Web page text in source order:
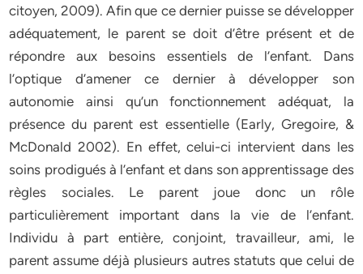
citoyen, 2009). Afin que ce dernier puisse se développer
adéquatement, le parent se doit d’être présent et de
répondre aux besoins essentiels de l’enfant. Dans
l’optique d’amener ce dernier à développer son
autonomie ainsi qu’un fonctionnement adéquat, la
présence du parent est essentielle (Early, Gregoire, &
McDonald 2002). En effet, celui-ci intervient dans les
soins prodigués à l’enfant et dans son apprentissage des
règles sociales. Le parent joue donc un rôle
particulièrement important dans la vie de l’enfant.
Individu à part entière, conjoint, travailleur, ami, le
parent assume déjà plusieurs autres statuts que celui de